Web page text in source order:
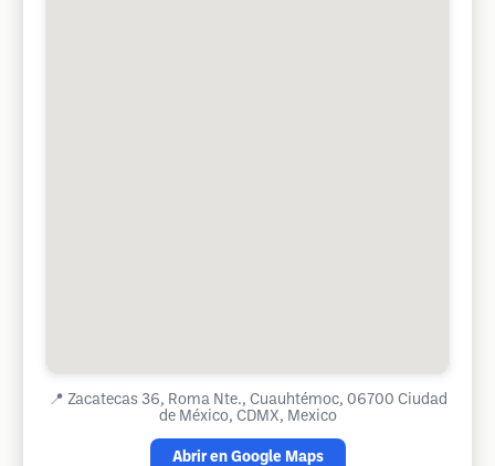
📍 Zacatecas 36, Roma Nte., Cuauhtémoc, 06700 Ciudad
de México, CDMX, Mexico
Abrir en Google Maps